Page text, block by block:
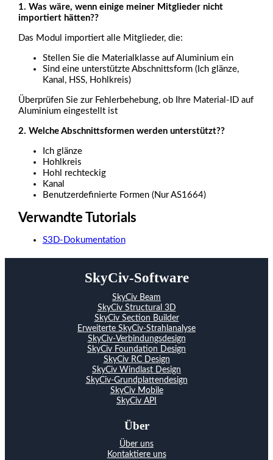
1. Was wäre, wenn einige meiner Mitglieder nicht
importiert hätten??
Das Modul importiert alle Mitglieder, die:
Stellen Sie die Materialklasse auf Aluminium ein
Sind eine unterstützte Abschnittsform (Ich glänze,
Kanal, HSS, Hohlkreis)
Überprüfen Sie zur Fehlerbehebung, ob Ihre Material-ID auf
Aluminium eingestellt ist
2. Welche Abschnittsformen werden unterstützt??
Ich glänze
Hohlkreis
Hohl rechteckig
Kanal
Benutzerdefinierte Formen (Nur AS1664)
Verwandte Tutorials
S3D-Dokumentation
SkyCiv-Software
SkyCiv Beam
SkyCiv Structural 3D
SkyCiv Section Builder
Erweiterte SkyCiv-Strahlanalyse
SkyCiv-Verbindungsdesign
SkyCiv Foundation Design
SkyCiv RC Design
SkyCiv Windlast Design
SkyCiv-Grundplattendesign
SkyCiv Mobile
SkyCiv API
Über
Über uns
Kontaktiere uns